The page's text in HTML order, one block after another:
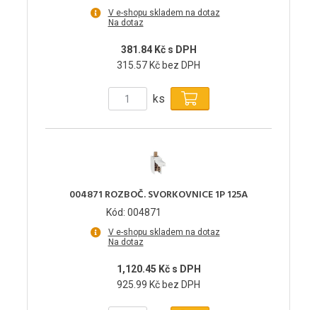
V e-shopu skladem na dotaz
Na dotaz
381.84 Kč s DPH
315.57 Kč bez DPH
ks
004871 ROZBOČ. SVORKOVNICE 1P 125A
Kód: 004871
V e-shopu skladem na dotaz
Na dotaz
1,120.45 Kč s DPH
925.99 Kč bez DPH